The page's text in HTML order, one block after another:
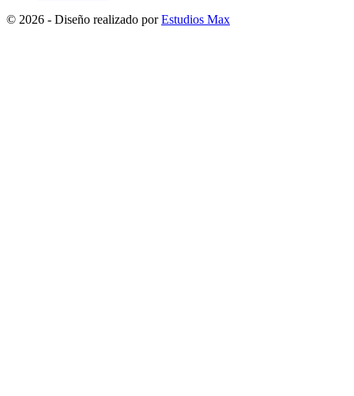
© 2026 - Diseño realizado porEstudios Max